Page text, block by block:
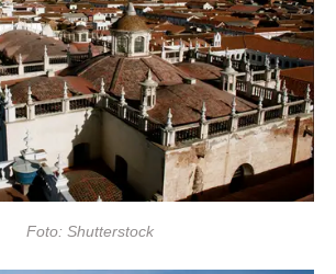
Foto: Shutterstock